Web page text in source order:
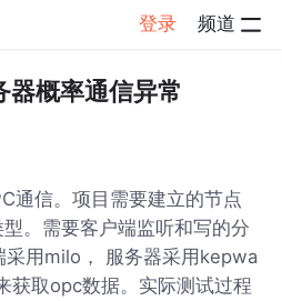
登录 频道
情
器概率通信异常
通信。项目需要建立的节点
。需要客户端监听和写的分
采用milo， 服务器采用kepwa
获取opc数据。实际测试过程